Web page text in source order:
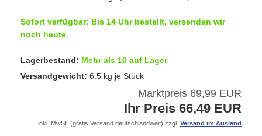
Sofort verfügbar: Bis 14 Uhr bestellt, versenden wir
noch heute.
Lagerbestand: Mehr als 10 auf Lager
Versandgewicht: 6.5 kg je Stück
Marktpreis 69,99 EUR
Ihr Preis 66,49 EUR
inkl. MwSt. (gratis Versand deutschlandweit) zzgl. Versand im Ausland